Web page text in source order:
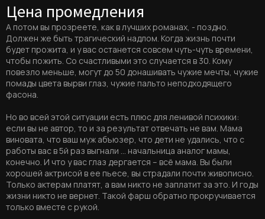
Цена промедления
А потом вы прозреете, как в лучших романах, - поздно.
Должен же быть трагический надлом. Когда жизнь почти
будет прожита, и у вас останется совсем чуть-чуть времени,
чтобы пожить. Со счастливыми это случается в 30. Кому
повезло меньше, могут до 50 донашивать чужие мечты, чужие
помады цвета вырви глаз, чужие пальто неподходящего
фасона.
Но во всей этой ситуации есть плюс для ленивой психики:
если вы не автор, то и за результат отвечать не вам. Мама
виновата, что ваш муж абъюзер, что дети не удались, что с
работы вас в 5й раз выгнали … начальница аналог мамы,
конечно. И что у вас глаз дергается – всё мама. Вы были
хорошей актрисой в ее пьесе, вы страдали почти живописно.
Только актерам платят, а вам никто не заплатит за это. И годы
жизни никто не вернет. Такой фарш обратно прокручивается
только вместе с рукой.